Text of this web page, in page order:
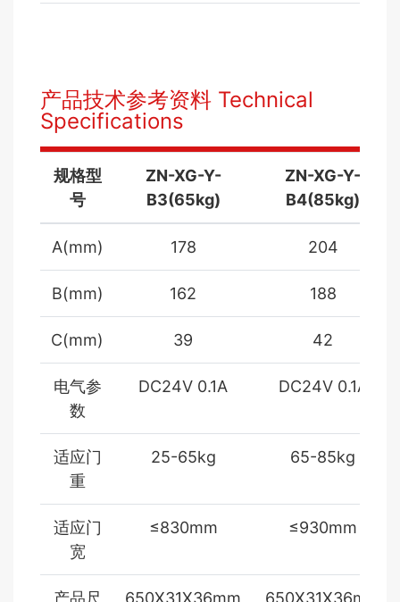
产品技术参考资料 Technical
Specifications
规格型
号
ZN-XG-Y-
B3(65kg)
ZN-XG-Y-
B4(85kg)
A(mm) 178 204
B(mm) 162 188
C(mm) 39 42
电气参
数
DC24V 0.1A DC24V 0.1A
适应门
重
25-65kg 65-85kg
适应门
宽
≤830mm ≤930mm
产品尺 650X31X36mm 650X31X36mm